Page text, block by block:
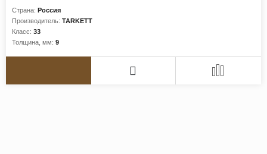
Страна: Россия
Производитель: TARKETT
Класс: 33
Толщина, мм: 9